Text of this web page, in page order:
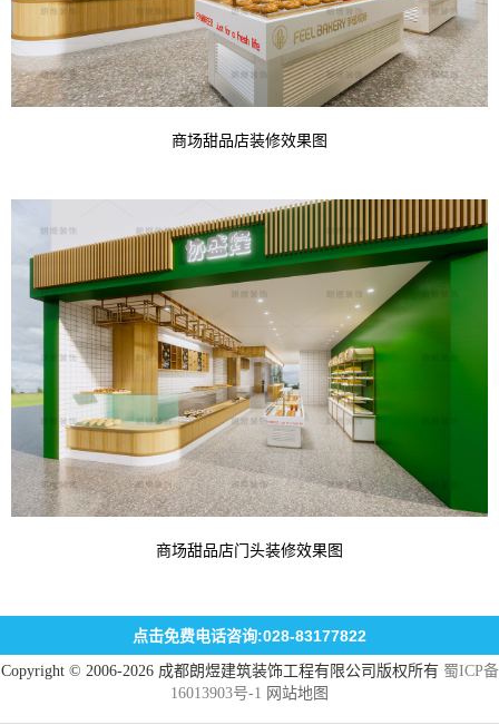
商场甜品店装修效果图
商场甜品店门头装修效果图
点击免费电话咨询:028-83177822
Copyright © 2006-2026 成都朗煜建筑装饰工程有限公司版权所有 蜀ICP备
16013903号-1 网站地图